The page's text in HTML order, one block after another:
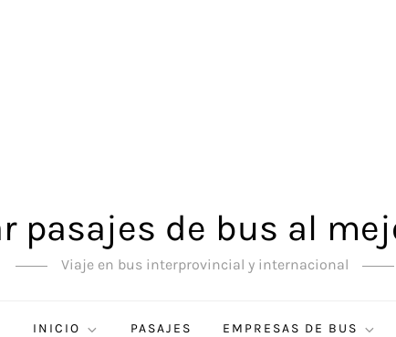
pasajes de bus al
Viaje en bus interprovincial y internacional
INICIO PASAJES EMPRESAS DE BUS